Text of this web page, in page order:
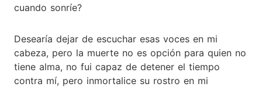
cuando sonríe?
Desearía dejar de escuchar esas voces en mi
cabeza, pero la muerte no es opción para quien no
tiene alma, no fui capaz de detener el tiempo
contra mí, pero inmortalice su rostro en mi